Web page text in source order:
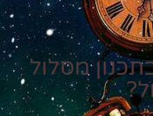
מסלול